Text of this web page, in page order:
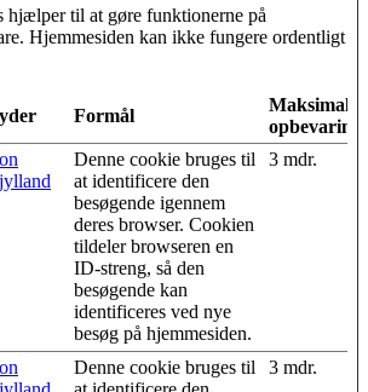
hjælper til at gøre funktionerne på
Hjemmesiden kan ikke fungere ordentligt
Formål
Maksimal
Denne cookie bruges til
at identificere den
besøgende igennem
deres browser. Cookien
tildeler browseren en
ID-streng, så den
besøgende kan
identificeres ved nye
besøg på hjemmesiden.
3 mdr.
Denne cookie bruges til
3 mdr.